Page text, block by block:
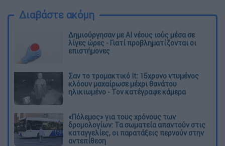
Διαβάστε ακόμη
Δημιούργησαν με AI νέους ιούς μέσα σε
λίγες ώρες - Γιατί προβληματίζονται οι
επιστήμονες
Σαν το τρομακτικό It: 15χρονο ντυμένος
κλόουν μαχαίρωσε μέχρι θανάτου
ηλικιωμένο - Τον κατέγραψε κάμερα
«Πόλεμος» για τους χρόνους των
δρομολογίων: Τα σωματεία απαντούν στις
καταγγελίες, οι παρατάξεις περνούν στην
αντεπίθεση